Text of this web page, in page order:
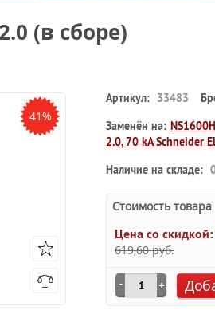
(в сборе)
41%
Артикул: 33483
Заменён на:
2.0, 70 kA Schneider
Наличие на складе:
Стоимость
Цена со скидкой:
619,60 руб.